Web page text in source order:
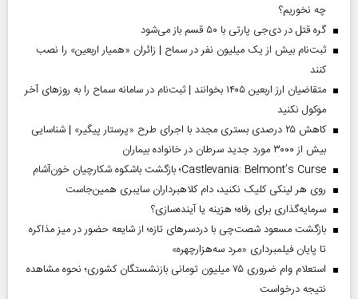
چه نخوریم؟
گره قتل در دی‌جی پارتی با ۵۰ قسم باز می‌شود
ثبت‌نام بیش از یک میلیون نفر در سماح | زائران «همیار اربعین» را نصب
کنند
متقاضیان ارز اربعین ۱۴۰۵ بخوانند | ثبت‌نام در سامانه سماح را به روز‌های آخر
موکول نکنید
کاهش ۲۵ درصدی بستری مجدد با اجرای طرح «پرستار پیگیر» | شناسایی
بیش از ۳۰۰۰ مورد جدید سرطان در خانواده بیماران
Castlevania: Belmont’s Curse؛ بازگشت باشکوه شکارچیان خون‌آشام
روی هر لینکی کلیک نکنید، دام کلاهبرداران سایبری همین‌جاست
سرمایه‌گذاری برای رفاه؛ هزینه یا آینده‌سازی؟
بازگشت مسعود شصت‌چی با دردسر‌های تازه؛ از شایعه حضور در میز مذاکره
تا پایان فیلمبرداری «مرد سه‌هزارچهره»
استعلام وام ضروری ۷۵ میلیون تومانی بازنشستگان کشوری؛ نحوه مشاهده
نتیجه درخواست